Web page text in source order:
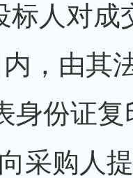
对成
，由其
身份证
采购人